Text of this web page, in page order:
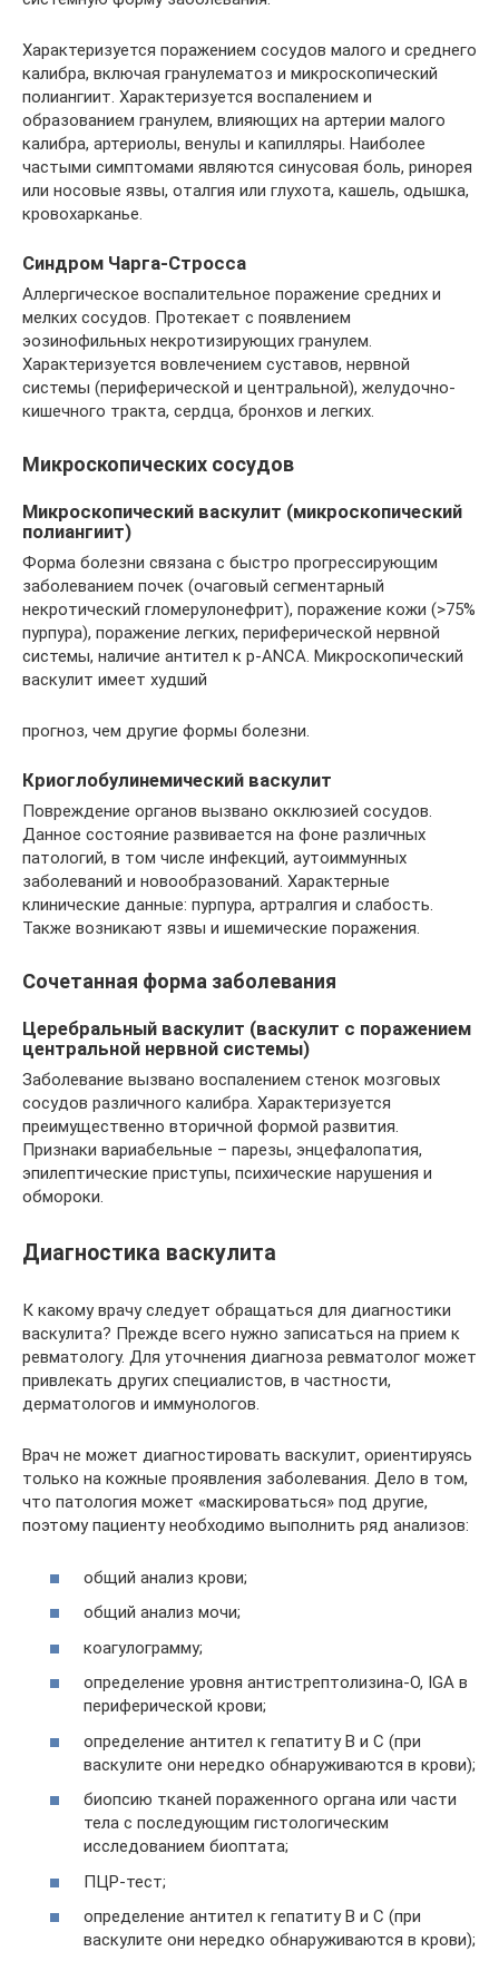
Характеризуется поражением сосудов малого и среднего
калибра, включая гранулематоз и микроскопический
полиангиит. Характеризуется воспалением и
образованием гранулем, влияющих на артерии малого
калибра, артериолы, венулы и капилляры. Наиболее
частыми симптомами являются синусовая боль, ринорея
или носовые язвы, оталгия или глухота, кашель, одышка,
кровохарканье.
Синдром Чарга-Стросса
Аллергическое воспалительное поражение средних и
мелких сосудов. Протекает с появлением
эозинофильных некротизирующих гранулем.
Характеризуется вовлечением суставов, нервной
системы (периферической и центральной), желудочно-
кишечного тракта, сердца, бронхов и легких.
Микроскопических сосудов
Микроскопический васкулит (микроскопический
полиангиит)
Форма болезни связана с быстро прогрессирующим
заболеванием почек (очаговый сегментарный
некротический гломерулонефрит), поражение кожи (>75%
пурпура), поражение легких, периферической нервной
системы, наличие антител к p-ANCA. Микроскопический
васкулит имеет худший
прогноз, чем другие формы болезни.
Криоглобулинемический васкулит
Повреждение органов вызвано окклюзией сосудов.
Данное состояние развивается на фоне различных
патологий, в том числе инфекций, аутоиммунных
заболеваний и новообразований. Характерные
клинические данные: пурпура, артралгия и слабость.
Также возникают язвы и ишемические поражения.
Сочетанная форма заболевания
Церебральный васкулит (васкулит с поражением
центральной нервной системы)
Заболевание вызвано воспалением стенок мозговых
сосудов различного калибра. Характеризуется
преимущественно вторичной формой развития.
Признаки вариабельные – парезы, энцефалопатия,
эпилептические приступы, психические нарушения и
обмороки.
Диагностика васкулита
К какому врачу следует обращаться для диагностики
васкулита? Прежде всего нужно записаться на прием к
ревматологу. Для уточнения диагноза ревматолог может
привлекать других специалистов, в частности,
дерматологов и иммунологов.
Врач не может диагностировать васкулит, ориентируясь
только на кожные проявления заболевания. Дело в том,
что патология может «маскироваться» под другие,
поэтому пациенту необходимо выполнить ряд анализов:
общий анализ крови;
общий анализ мочи;
коагулограмму;
определение уровня антистрептолизина-О, IGA в
периферической крови;
определение антител к гепатиту В и С (при
васкулите они нередко обнаруживаются в крови);
биопсию тканей пораженного органа или части
тела с последующим гистологическим
исследованием биоптата;
ПЦР-тест;
определение антител к гепатиту В и С (при
васкулите они нередко обнаруживаются в крови);